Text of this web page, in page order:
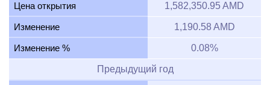
Цена открытия 1,582,350.95 AMD
Изменение 1,190.58 AMD
Изменение % 0.08%
Предыдущий год